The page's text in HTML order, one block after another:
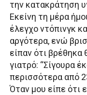
την κατακράτηση
Εκείνη τη μέρα
έλεγχο ντόπινγκ
αργότερα, ενώ
είπαν ότι βρέθηκα
γιατρό: “Σίγουρα
περισσότερα από
Όταν μου είπε ότι